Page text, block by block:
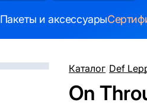
Пакеты и аксессуары
Каталог/Def
On